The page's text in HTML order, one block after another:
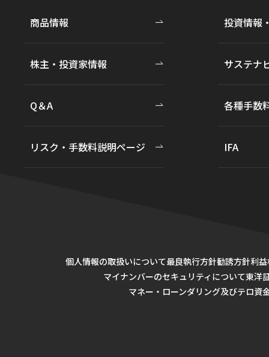
商品情報 投資情報
株主・投資家情報 サステナ
Q＆A 各種手数
リスク・手数料説明ページ IFA
個人情報の取扱いについて最良執行方針勧誘方針利
マイナンバーのセキュリティについて東洋
マネー・ローンダリング及びテロ資